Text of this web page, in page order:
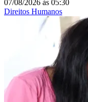
07/08/2026 às 05:30
Direitos Humanos